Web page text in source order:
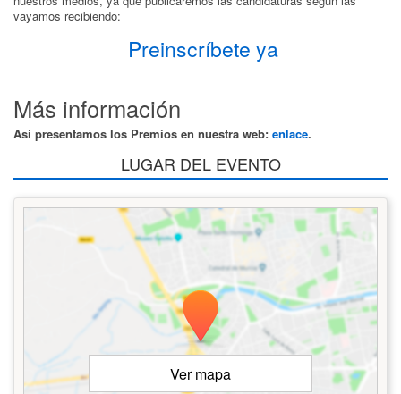
vayamos recibiendo:
Preinscríbete ya
Más información
Así presentamos los Premios en nuestra web: enlace.
LUGAR DEL EVENTO
Ver mapa